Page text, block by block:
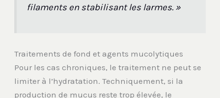
filaments en stabilisant les larmes. »
Traitements de fond et agents mucolytiques
Pour les cas chroniques, le traitement ne peut se
limiter à l’hydratation. Techniquement, si la
production de mucus reste trop élevée, le